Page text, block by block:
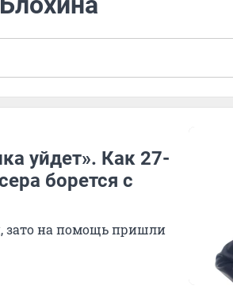
уйдет». Как 27-
борется с
зато на помощь пришли